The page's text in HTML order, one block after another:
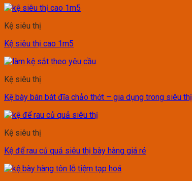
Kệ siêu thị
Kệ siêu thị cao 1m5
Kệ siêu thị
Kệ bày bán bát đĩa chảo thớt – gia dụng trong siêu thị
Kệ siêu thị
Kệ để rau củ quả siêu thị bày hàng giá rẻ